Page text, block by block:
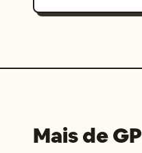
dashboard
Mais de